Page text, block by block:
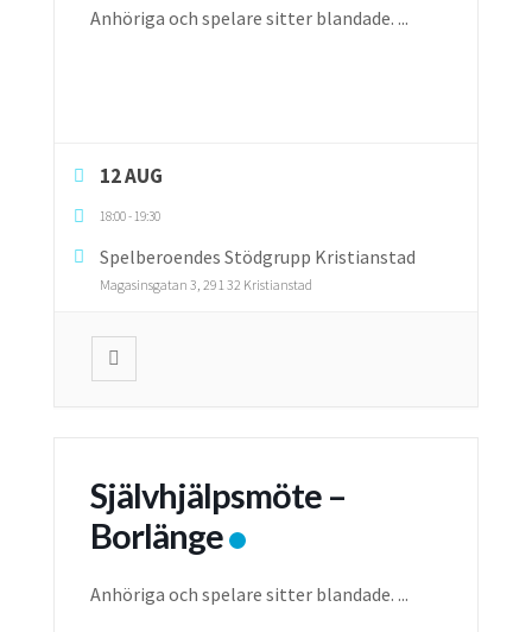
Anhöriga och spelare sitter blandade. ...
12 AUG
18:00-19:30
Spelberoendes Stödgrupp Kristianstad
Magasinsgatan 3, 291 32 Kristianstad
Självhjälpsmöte –
Borlänge
Anhöriga och spelare sitter blandade. ...